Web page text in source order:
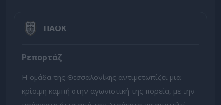
ΠΑΟΚ
Ρεπορτάζ
Η ομάδα της Θεσσαλονίκης αντιμετωπίζει μια
κρίσιμη καμπή στην αγωνιστική της πορεία, με την